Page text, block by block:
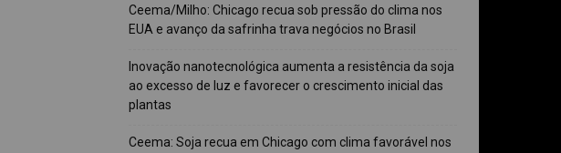
Ceema/Milho: Chicago recua sob pressão do clima nos
EUA e avanço da safrinha trava negócios no Brasil
Inovação nanotecnológica aumenta a resistência da soja
ao excesso de luz e favorecer o crescimento inicial das
plantas
Ceema: Soja recua em Chicago com clima favorável nos